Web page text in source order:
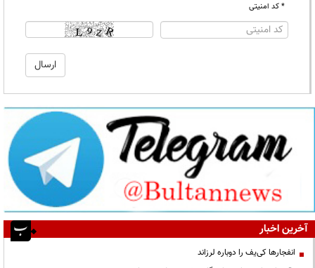
* کد امنیتی
آخرین اخبار
انفجارها کی‌یف را دوباره لرزاند